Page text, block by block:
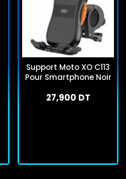
Support Moto XO C113
Pour Smartphone Noir
27,900 DT